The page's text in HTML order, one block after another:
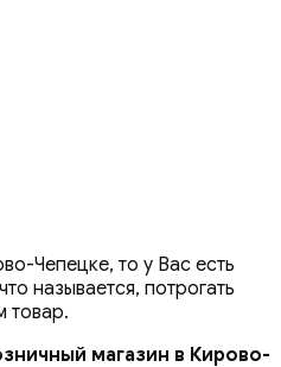
Чепецке, то у Вас есть
называется, потрогать
товар.
магазин в Кирово-